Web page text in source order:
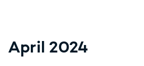
April 2024